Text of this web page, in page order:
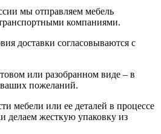
мы отправляем мебель
компаниями.
доставки согласовываются с
или разобранном виде – в
пожеланий.
мебели или ее деталей в процессе
делаем жесткую упаковку из